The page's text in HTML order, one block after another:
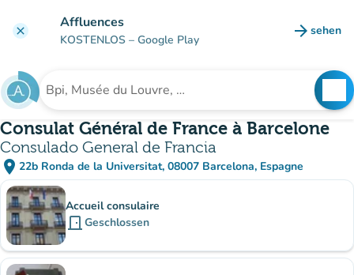
clear Affluences
KOSTENLOS – Google Play arrow_forward sehen
(new
Suche nach einer Einrichtung
Consulat Général de France à Barcelone
Consulado General de Francia
place 22b Ronda de la Universitat, 08007 Barcelona, Espagne
(in Google Maps öffnen)
(new tab)
Unterinstitutionen
Accueil consulaire
door_front Geschlossen